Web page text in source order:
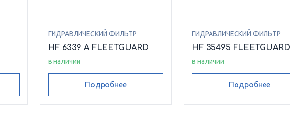
ГИДРАВЛИЧЕСКИЙ ФИЛЬТР
HF 6339 A FLEETGUARD
в наличии
Подробнее
ГИДРАВЛИЧЕСКИЙ ФИЛЬТР
HF 35495 FLEETGUARD
в наличии
Подробнее